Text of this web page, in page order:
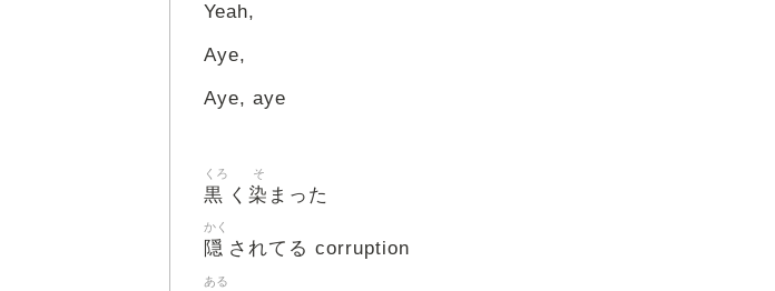
Yeah,
Aye,
Aye, aye
黒
くろ
く 染
そ
まった
隠
かく
されてる corruption
ある